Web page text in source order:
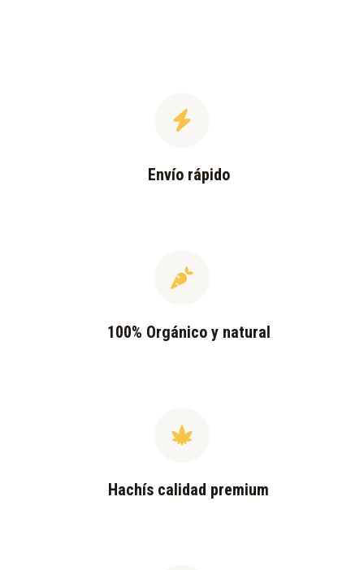
Envío rápido
100% Orgánico y natural
Hachís calidad premium